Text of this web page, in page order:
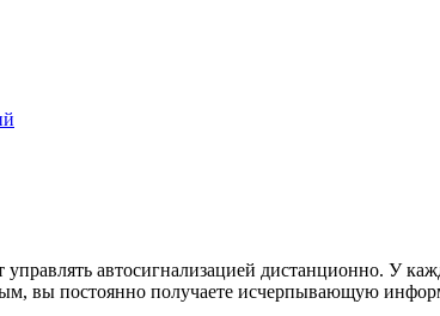
управлять автосигнализацией дистанционно. У
вы постоянно получаете исчерпывающую